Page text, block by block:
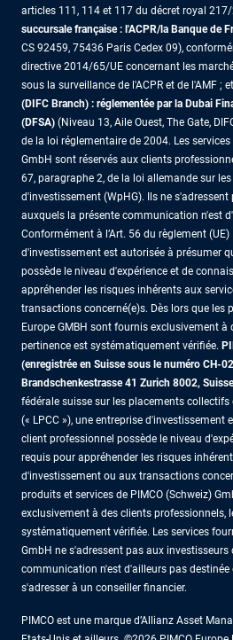
articles 111, 114 et 117 du décret royal
succursale française : l'ACPR/la Banque de
CS 92459, 75436 Paris Cedex 09),
directive 2014/65/UE concernant les
sous la surveillance de l'ACPR et de l'AMF ;
(DIFC Branch) : réglementée par la Dubai
(DFSA) (Niveau 13, Aile Ouest, The Gate,
de la loi réglementaire de 2004. Les
GmbH sont réservés aux clients
67, paragraphe 2, de la loi allemande sur
d'investissement (WpHG). Ils ne
auxquels la présente communication n'est
Conformément à l’Art. 56 du règlement
d'investissement est autorisée à présumer
possède le niveau d'expérience et de
appréhender les risques inhérents aux
transactions concerné(e)s. Dès lors que les
Europe GMBH sont fournis exclusivement
pertinence est systématiquement vérifiée.
(enregistrée en Suisse sous le numéro CH-
Brandschenkestrasse 41 Zurich 8002,
fédérale suisse sur les placements
(« LPCC »), une entreprise d'investissement
client professionnel possède le niveau
requis pour appréhender les risques
d'investissement ou aux transactions
produits et services de PIMCO (Schweiz)
exclusivement à des clients professionnels,
systématiquement vérifiée. Les services
GmbH ne s'adressent pas aux
communication n'est d'ailleurs pas destinée
s'adresser à un conseiller financier.
PIMCO est une marque d’Allianz Asset